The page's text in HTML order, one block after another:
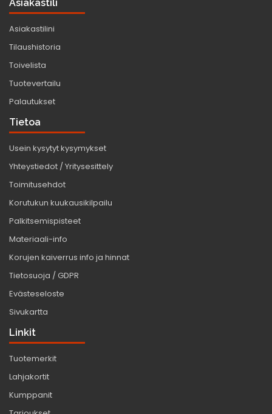
Asiakastili
Asiakastilini
Tilaushistoria
Toivelista
Tuotevertailu
Palautukset
Tietoa
Usein kysytyt kysymykset
Yhteystiedot / Yritysesittely
Toimitusehdot
Korutukun kuukausikilpailu
Palkitsemispisteet
Materiaali-info
Korujen kaiverrus info ja hinnat
Tietosuoja / GDPR
Evästeseloste
Sivukartta
Linkit
Tuotemerkit
Lahjakortit
Kumppanit